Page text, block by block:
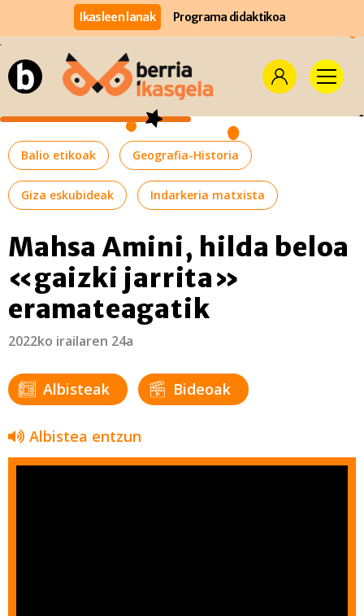
Ikasleen lanak Programa didaktikoa
Balio etikoak Geografia-Historia
Giza eskubideak Indarkeria matxista
Mahsa Amini, hilda beloa
«gaizki jarrita»
eramateagatik
2022ko irailaren 24a
Albisteak Bideoak
Albistea entzun